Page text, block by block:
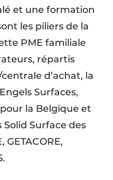
et une formation
les piliers de la
PME familiale
répartis
d’achat, la
Surfaces,
la Belgique et
Surface des
GETACORE,